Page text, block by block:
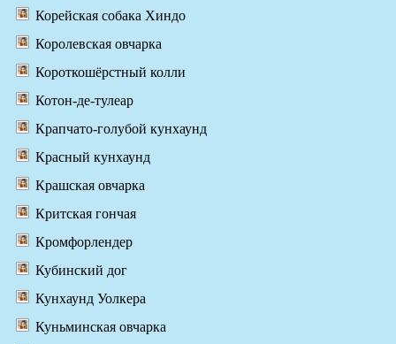
Корейская собака Хиндо
Королевская овчарка
Короткошёрстный колли
Котон-де-тулеар
Крапчато-голубой кунхаунд
Красный кунхаунд
Крашская овчарка
Критская гончая
Кромфорлендер
Кубинский дог
Кунхаунд Уолкера
Куньминская овчарка